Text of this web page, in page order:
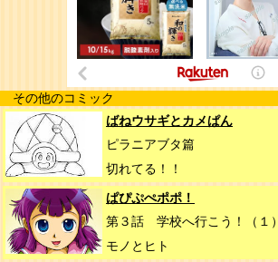
その他のコミック
ばねウサギとカメぱん
ピラニアブタ篇
切れてる！！
ぱぴぷぺポポ！
第３話 学校へ行こう！（１）
モノとヒト